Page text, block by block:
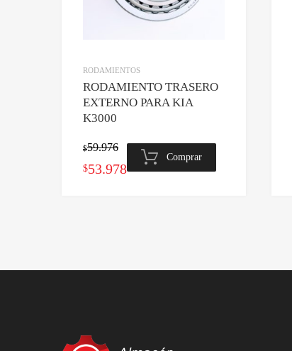
RODAMIENTOS
RODAMIENTO TRASERO
EXTERNO PARA KIA
K3000
$59.976
El
$53.978El
Comprar